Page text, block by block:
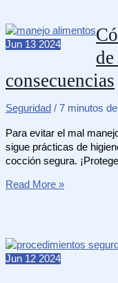
de
casco
para
Jun 13 2024
consecuencias
Seguridad / 7 minutos
Para evitar el mal
sigue prácticas de
cocción segura.
Cómo
manejo
de
los
Read More »
Jun 12 2024